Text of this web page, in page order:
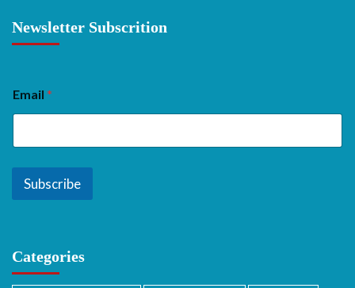
Newsletter Subscrition
Email *
Subscribe
Categories